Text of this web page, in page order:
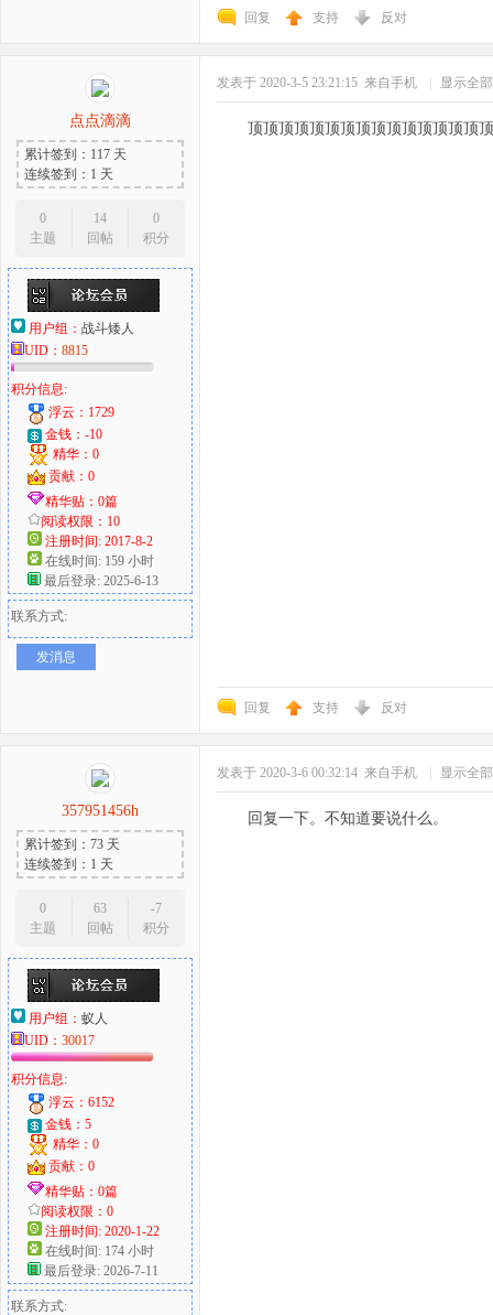
回复 支持 反对
点点滴滴
累计签到：117 天
连续签到：1 天
0
主题
14
回帖
0
积分
用户组： 战斗矮人
UID： 8815
积分信息:
浮云：1729
金钱：-10
精华：0
贡献：0
精华贴：0篇
阅读权限：10
注册时间: 2017-8-2
在线时间: 159 小时
最后登录: 2025-6-13
联系方式:
发消息
发表于 2020-3-5 23:21:15 来自手机 显示全
顶顶顶顶顶顶顶顶顶顶顶顶顶顶顶顶
回复 支持 反对
357951456h
累计签到：73 天
连续签到：1 天
0
主题
63
回帖
-7
积分
用户组： 蚁人
UID： 30017
积分信息:
浮云：6152
金钱：5
精华：0
贡献：0
精华贴：0篇
阅读权限：0
注册时间: 2020-1-22
在线时间: 174 小时
最后登录: 2026-7-11
联系方式:
发表于 2020-3-6 00:32:14 来自手机 显示全
回复一下。不知道要说什么。